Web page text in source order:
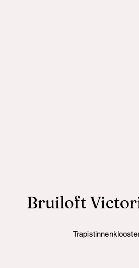
Bruiloft